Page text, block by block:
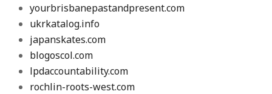
yourbrisbanepastandpresent.com
ukrkatalog.info
japanskates.com
blogoscol.com
lpdaccountability.com
rochlin-roots-west.com